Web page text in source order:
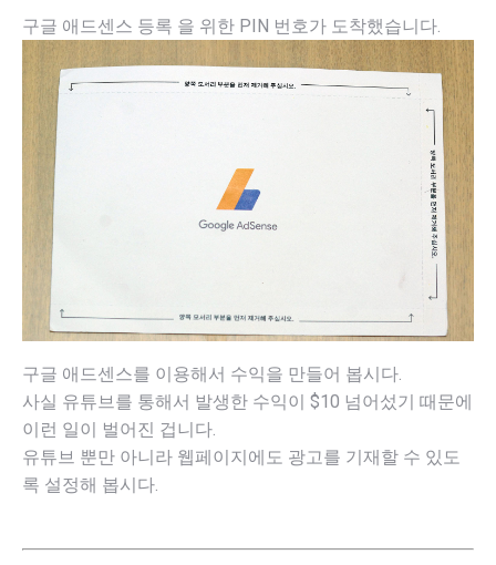
구글 애드센스 등록 을 위한 PIN 번호가 도착했습니다.
구글 애드센스를 이용해서 수익을 만들어 봅시다.
사실 유튜브를 통해서 발생한 수익이 $10 넘어섰기 때문에
이런 일이 벌어진 겁니다.
유튜브 뿐만 아니라 웹페이지에도 광고를 기재할 수 있도
록 설정해 봅시다.